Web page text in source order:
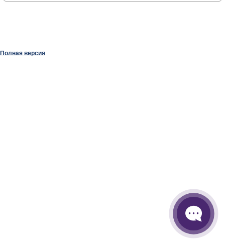
Полная версия